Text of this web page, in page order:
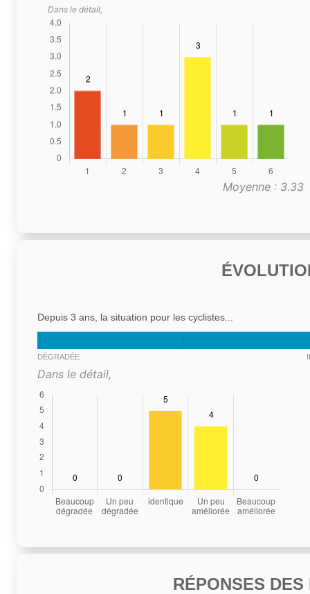
Dans le détail,
Moyenne : 3.33
Depuis 3 ans, la situation pour les cyclistes...
DÉGRADÉE
Dans le détail,
RÉPONSES